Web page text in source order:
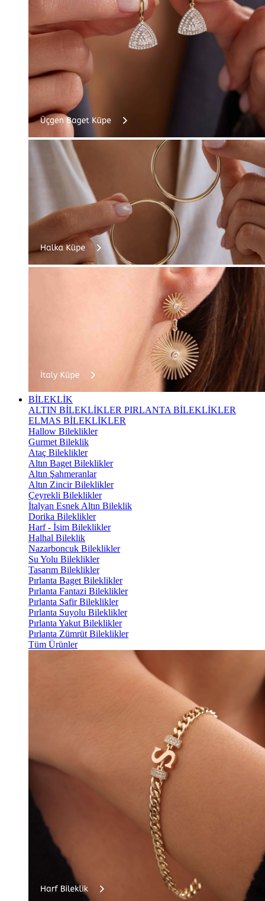
BİLEKLİK
ALTIN BİLEKLİKLER PIRLANTA BİLEKLİKLER
ELMAS BİLEKLİKLER
Hallow Bileklikler
Gurmet Bileklik
Ataç Bileklikler
Altın Baget Bileklikler
Altın Şahmeranlar
Altın Zincir Bileklikler
Çeyrekli Bileklikler
İtalyan Esnek Altın Bileklik
Dorika Bileklikler
Harf - İsim Bileklikler
Halhal Bileklik
Nazarboncuk Bileklikler
Su Yolu Bileklikler
Tasarım Bileklikler
Pırlanta Baget Bileklikler
Pırlanta Fantazi Bileklikler
Pırlanta Safir Bileklikler
Pırlanta Suyolu Bileklikler
Pırlanta Yakut Bileklikler
Pırlanta Zümrüt Bileklikler
Tüm Ürünler